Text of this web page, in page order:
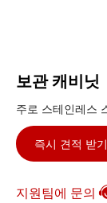
보관 캐비닛
주로 스테인레스
즉시 견적 받기
지원팀에 문의